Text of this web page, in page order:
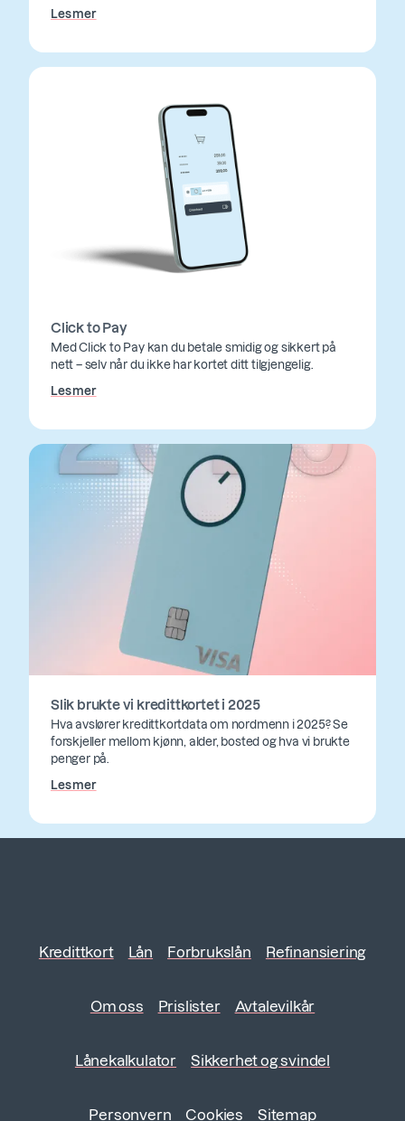
Les mer
Click to Pay
Med Click to Pay kan du betale smidig og sikkert på
nett – selv når du ikke har kortet ditt tilgjengelig.
Les mer
Slik brukte vi kredittkortet i 2025
Hva avslører kredittkortdata om nordmenn i 2025? Se
forskjeller mellom kjønn, alder, bosted og hva vi brukte
penger på.
Les mer
Kredittkort Lån Forbrukslån Refinansiering
Om oss Prislister Avtalevilkår
Lånekalkulator Sikkerhet og svindel
Personvern Cookies Sitemap